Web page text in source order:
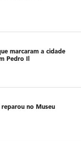
marcaram a cidade
Pedro Il
no Museu